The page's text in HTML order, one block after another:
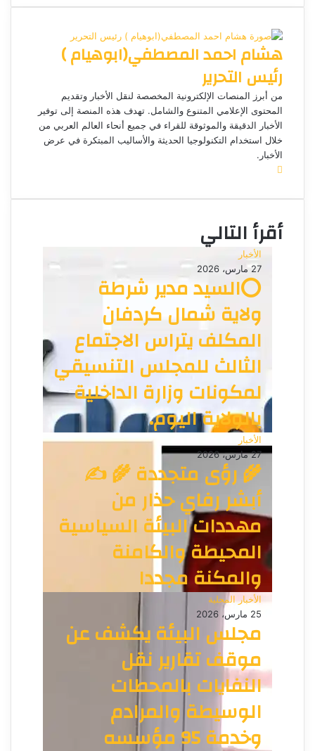
ل
ر
ي
د
إ
ل
ك
ت
ي
س
و
ك
س
ج
ر
س
ج
ر
ت
ا
ب
ل
ر
ا
هشام احمد المصطفي(ابوهيام )
رئيس التحرير
من أبرز المنصات الإلكترونية المخصصة لنقل الأخبار وتقديم
المحتوى الإعلامي المتنوع والشامل. تهدف هذه المنصة إلى توفير
الأخبار الدقيقة والموثوقة للقراء في جميع أنحاء العالم العربي من
خلال استخدام التكنولوجيا الحديثة والأساليب المبتكرة في عرض
الأخبار.
ق
ا
أقرأ التالي
الأخبار
27 مارس، 2026
⭕السيد مدير شرطة
ولاية شمال كردفان
المكلف يتراس الاجتماع
الثالث للمجلس التنسيقي
لمكونات وزارة الداخلية
بالولاية اليوم.
الأخبار
27 مارس، 2026
🌾 رؤى متجددة 🌾 ✍️
أبشر رفاي حذار من
مهددات البيئة السياسية
المحيطة والكامنة
والمكنة مجددا
الأخبار المحلية
25 مارس، 2026
مجلس البيئة يكشف عن
موقف تقارير نقل
النفايات بالمحطات
الوسيطة والمرادم
وخدمة 95 مؤسسه